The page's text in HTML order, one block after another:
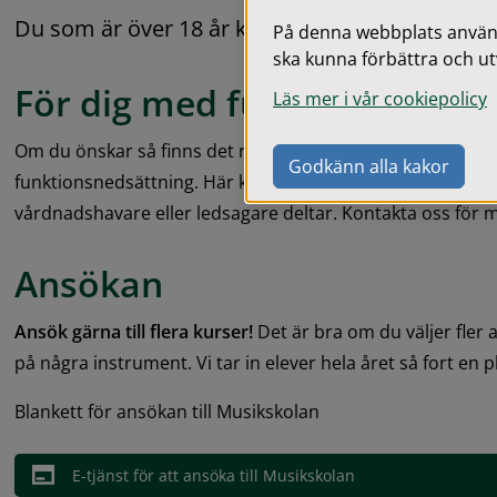
Du som är över 18 år kan också ansöka och
För dig med
Om du önskar så finns det riktade och anpassade kurser
funktionsnedsättning. Här kan du delta på egen hand
vårdnadshavare eller ledsagare deltar. Kontakta oss för
Ansökan
Ansök gärna till flera kurser! Det är bra om du väljer fler
på några instrument. Vi tar in elever hela året så fort en
Blankett för ansökan till Musikskolan
E-tjänst för att ansöka till Musikskolan
På denna webbplats
ska kunna förbättra och
Läs mer i vår cookiepolicy
Godkänn alla kakor